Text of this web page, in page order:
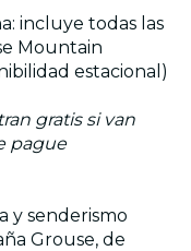
incluye todas las
Mountain
estacional)
gratis si van
pague
y senderismo
Grouse, de